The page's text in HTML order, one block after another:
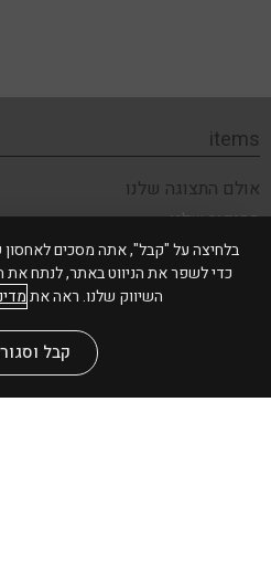
items
אולם התצוגה שלנו
הסיפור שלנו
תקנון האתר
צור קשר
כדי לשפר את הניווט באתר, לנתח
השיווק שלנו. ראה את
קבל וסגור